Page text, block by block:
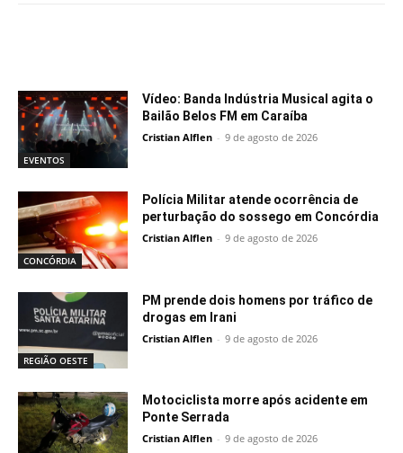
EVENTOS
Vídeo: Banda Indústria Musical agita o
Bailão Belos FM em Caraíba
Cristian Alflen - 9 de agosto de 2026
CONCÓRDIA
Polícia Militar atende ocorrência de
perturbação do sossego em Concórdia
Cristian Alflen - 9 de agosto de 2026
REGIÃO OESTE
PM prende dois homens por tráfico de
drogas em Irani
Cristian Alflen - 9 de agosto de 2026
Motociclista morre após acidente em
Ponte Serrada
Cristian Alflen - 9 de agosto de 2026